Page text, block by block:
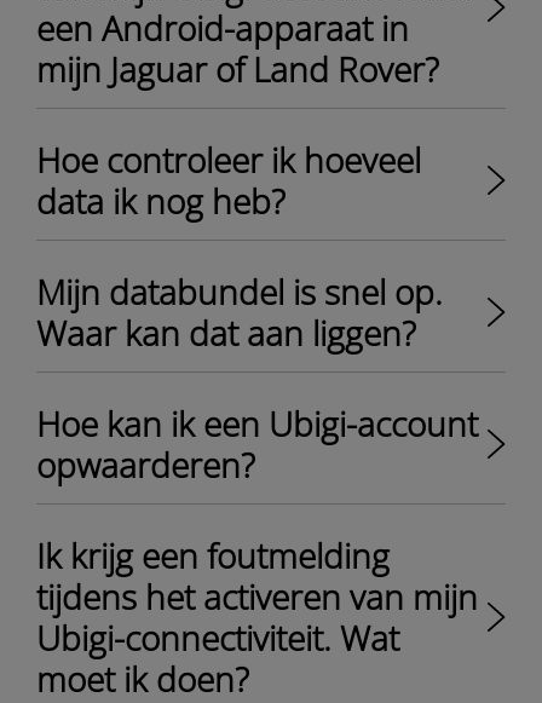
een Android-apparaat in
mijn Jaguar of Land Rover?
Hoe controleer ik hoeveel
data ik nog heb?
Mijn databundel is snel op.
Waar kan dat aan liggen?
Hoe kan ik een Ubigi-account
opwaarderen?
Ik krijg een foutmelding
tijdens het activeren van mijn
Ubigi-connectiviteit. Wat
moet ik doen?